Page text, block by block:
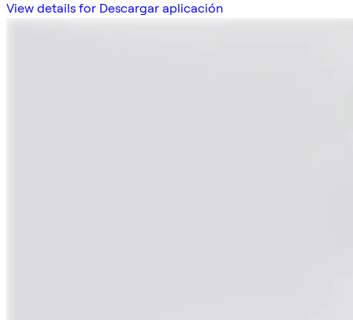
View details for Descargar aplicación